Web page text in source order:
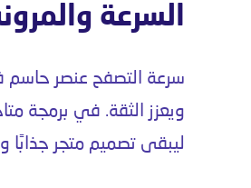
السرعة
سرعة التصفح عنصر
ويعزز الثقة. في برمجة
ليبقى تصميم متجر جذابًا